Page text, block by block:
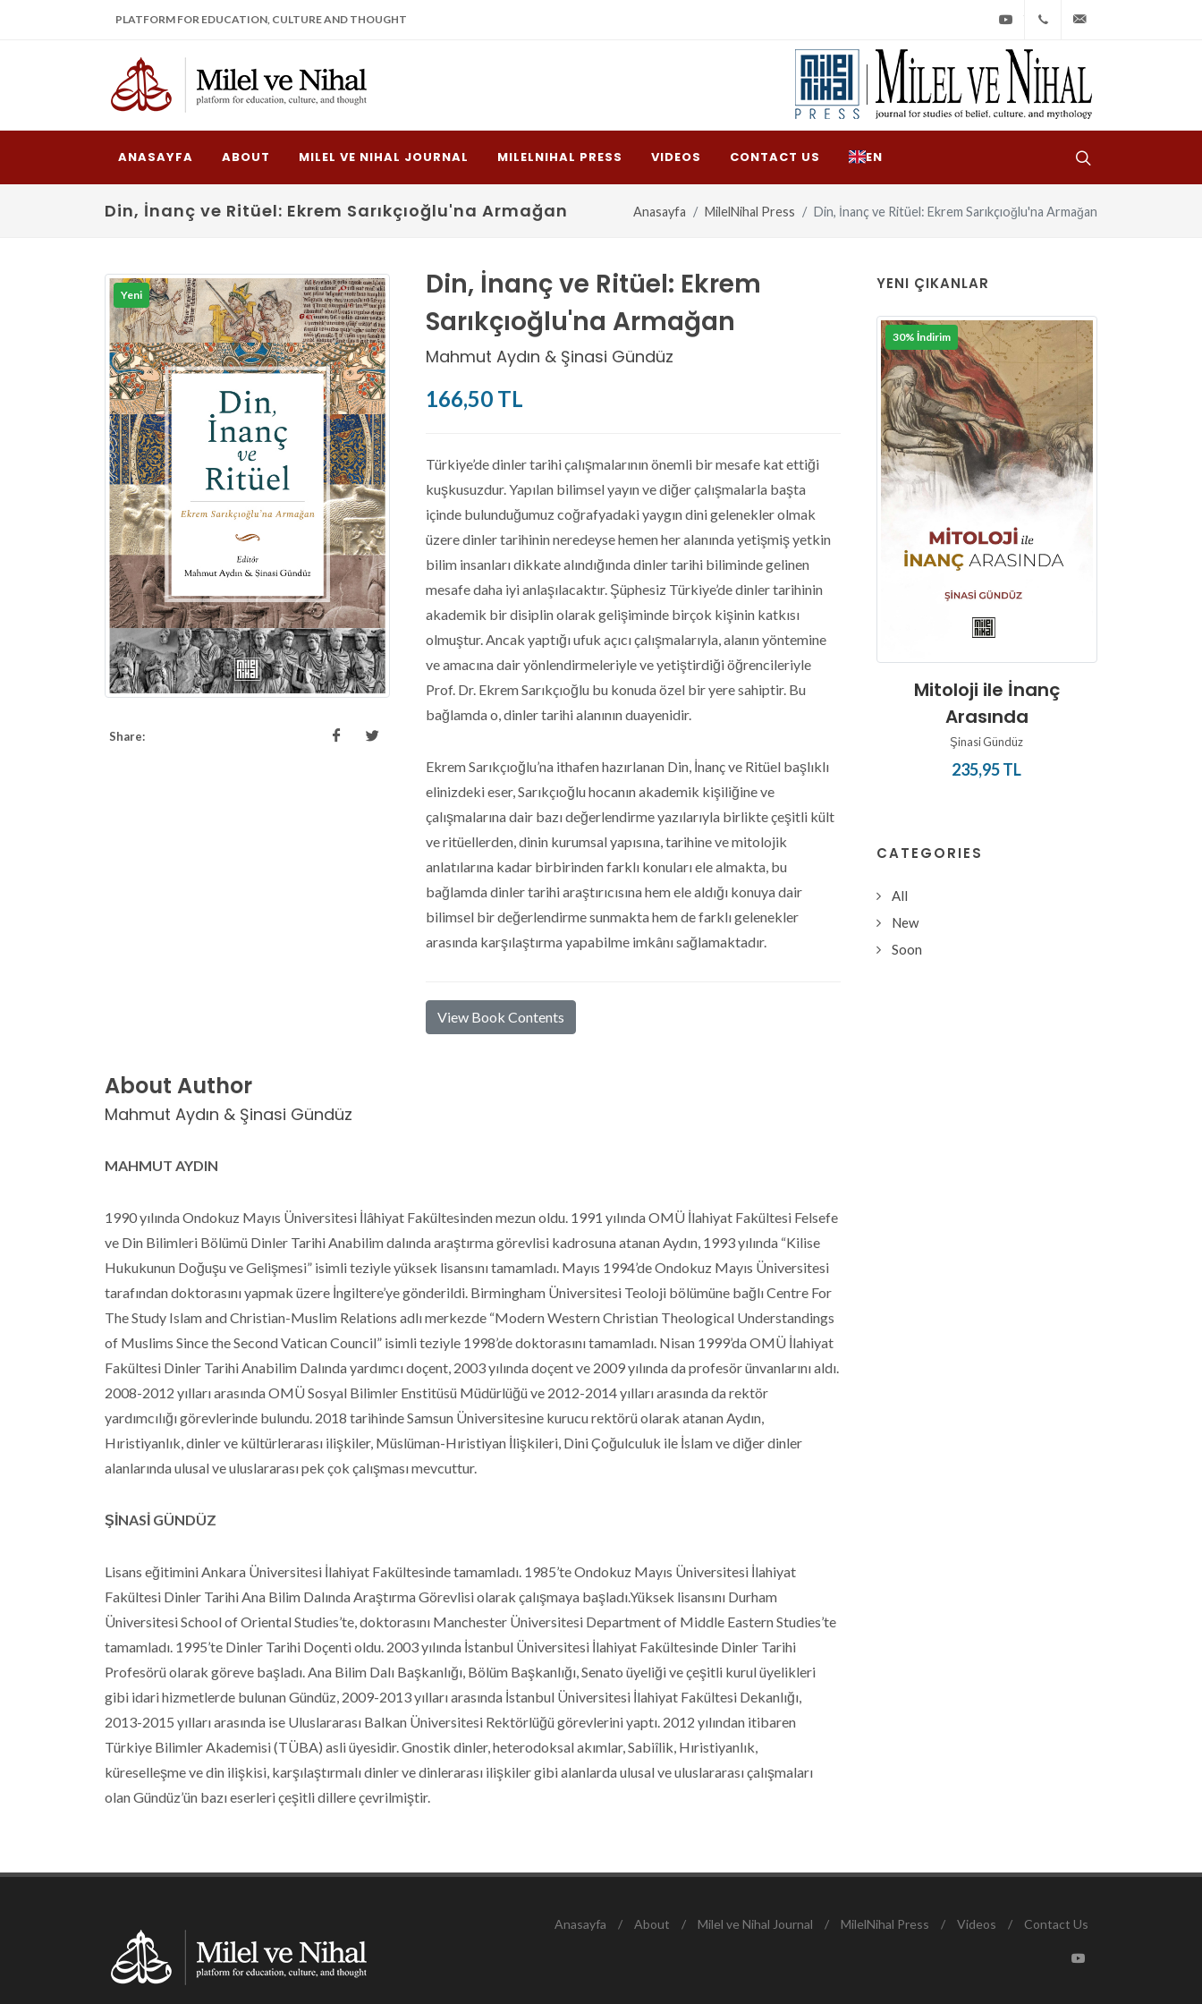
PLATFORM FOR EDUCATION, CULTURE AND THOUGHT Youtube +90
533
ANASAYFA ABOUT MILEL VE NIHAL JOURNAL MILELNIHAL PRESS VIDEOS CONTACT US EN
Din, İnanç ve Ritüel: Ekrem Sarıkçıoğlu'na Armağan Anasayfa MilelNihal Press Din, İnanç ve Ritüel: Ekrem Sarıkçıoğlu'na Armağan
Yeni
Share:
Din, İnanç ve Ritüel: Ekrem
Sarıkçıoğlu'na Armağan
Mahmut Aydın & Şinasi Gündüz
166,50 TL
Türkiye’de dinler tarihi çalışmalarının önemli bir mesafe kat ettiği
kuşkusuzdur. Yapılan bilimsel yayın ve diğer çalışmalarla başta
içinde bulunduğumuz coğrafyadaki yaygın dini gelenekler olmak
üzere dinler tarihinin neredeyse hemen her alanında yetişmiş yetkin
bilim insanları dikkate alındığında dinler tarihi biliminde gelinen
mesafe daha iyi anlaşılacaktır. Şüphesiz Türkiye’de dinler tarihinin
akademik bir disiplin olarak gelişiminde birçok kişinin katkısı
olmuştur. Ancak yaptığı ufuk açıcı çalışmalarıyla, alanın yöntemine
ve amacına dair yönlendirmeleriyle ve yetiştirdiği öğrencileriyle
Prof. Dr. Ekrem Sarıkçıoğlu bu konuda özel bir yere sahiptir. Bu
bağlamda o, dinler tarihi alanının duayenidir.
Ekrem Sarıkçıoğlu’na ithafen hazırlanan Din, İnanç ve Ritüel başlıklı
elinizdeki eser, Sarıkçıoğlu hocanın akademik kişiliğine ve
çalışmalarına dair bazı değerlendirme yazılarıyla birlikte çeşitli kült
ve ritüellerden, dinin kurumsal yapısına, tarihine ve mitolojik
anlatılarına kadar birbirinden farklı konuları ele almakta, bu
bağlamda dinler tarihi araştırıcısına hem ele aldığı konuya dair
bilimsel bir değerlendirme sunmakta hem de farklı gelenekler
arasında karşılaştırma yapabilme imkânı sağlamaktadır.
View Book Contents
About Author
Mahmut Aydın & Şinasi Gündüz
MAHMUT AYDIN
1990 yılında Ondokuz Mayıs Üniversitesi İlâhiyat Fakültesinden mezun oldu. 1991 yılında OMÜ İlahiyat Fakültesi Felsefe
ve Din Bilimleri Bölümü Dinler Tarihi Anabilim dalında araştırma görevlisi kadrosuna atanan Aydın, 1993 yılında “Kilise
Hukukunun Doğuşu ve Gelişmesi” isimli teziyle yüksek lisansını tamamladı. Mayıs 1994’de Ondokuz Mayıs Üniversitesi
tarafından doktorasını yapmak üzere İngiltere’ye gönderildi. Birmingham Üniversitesi Teoloji bölümüne bağlı Centre For
The Study Islam and Christian-Muslim Relations adlı merkezde “Modern Western Christian Theological Understandings
of Muslims Since the Second Vatican Council” isimli teziyle 1998’de doktorasını tamamladı. Nisan 1999’da OMÜ İlahiyat
Fakültesi Dinler Tarihi Anabilim Dalında yardımcı doçent, 2003 yılında doçent ve 2009 yılında da profesör ünvanlarını aldı.
2008-2012 yılları arasında OMÜ Sosyal Bilimler Enstitüsü Müdürlüğü ve 2012-2014 yılları arasında da rektör
yardımcılığı görevlerinde bulundu. 2018 tarihinde Samsun Üniversitesine kurucu rektörü olarak atanan Aydın,
Hıristiyanlık, dinler ve kültürlerarası ilişkiler, Müslüman-Hıristiyan İlişkileri, Dini Çoğulculuk ile İslam ve diğer dinler
alanlarında ulusal ve uluslararası pek çok çalışması mevcuttur.
ŞİNASİ GÜNDÜZ
Lisans eğitimini Ankara Üniversitesi İlahiyat Fakültesinde tamamladı. 1985’te Ondokuz Mayıs Üniversitesi İlahiyat
Fakültesi Dinler Tarihi Ana Bilim Dalında Araştırma Görevlisi olarak çalışmaya başladı.Yüksek lisansını Durham
Üniversitesi School of Oriental Studies’te, doktorasını Manchester Üniversitesi Department of Middle Eastern Studies’te
tamamladı. 1995’te Dinler Tarihi Doçenti oldu. 2003 yılında İstanbul Üniversitesi İlahiyat Fakültesinde Dinler Tarihi
Profesörü olarak göreve başladı. Ana Bilim Dalı Başkanlığı, Bölüm Başkanlığı, Senato üyeliği ve çeşitli kurul üyelikleri
gibi idari hizmetlerde bulunan Gündüz, 2009-2013 yılları arasında İstanbul Üniversitesi İlahiyat Fakültesi Dekanlığı,
2013-2015 yılları arasında ise Uluslararası Balkan Üniversitesi Rektörlüğü görevlerini yaptı. 2012 yılından itibaren
Türkiye Bilimler Akademisi (TÜBA) asli üyesidir. Gnostik dinler, heterodoksal akımlar, Sabiîlik, Hıristiyanlık,
küreselleşme ve din ilişkisi, karşılaştırmalı dinler ve dinlerarası ilişkiler gibi alanlarda ulusal ve uluslararası çalışmaları
olan Gündüz’ün bazı eserleri çeşitli dillere çevrilmiştir.
YENI ÇIKANLAR
30% İndirim
Mitoloji ile İnanç
Arasında
Şinasi Gündüz
235,95 TL
CATEGORIES
All
New
Soon
Anasayfa / About / Milel ve Nihal Journal / MilelNihal Press / Videos / Contact Us